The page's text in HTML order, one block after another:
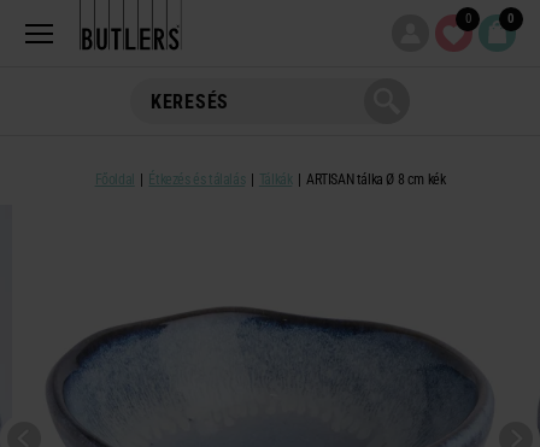
0 0
Főoldal Étkezés és tálalás Tálkák ARTISAN tálka Ø 8 cm kék